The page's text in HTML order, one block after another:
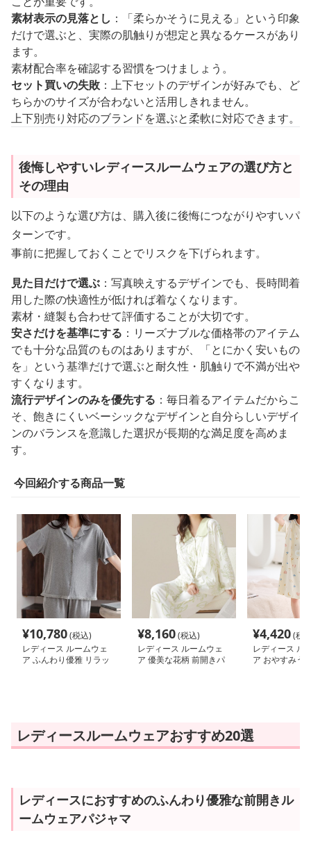
素材表示の見落とし ：「柔らかそうに見える」という印象
だけで選ぶと、実際の肌触りが想定と異なるケースがあり
ます。
素材配合率を確認する習慣をつけましょう。
セット買いの失敗 ：上下セットのデザインが好みでも、ど
ちらかのサイズが合わないと活用しきれません。
上下別売り対応のブランドを選ぶと柔軟に対応できます。
後悔しやすいレディースルームウェアの選び方と
その理由
以下のような選び方は、購入後に後悔につながりやすいパ
ターンです。
事前に把握しておくことでリスクを下げられます。
見た目だけで選ぶ ：写真映えするデザインでも、長時間着
用した際の快適性が低ければ着なくなります。
素材・縫製も合わせて評価することが大切です。
安さだけを基準にする ：リーズナブルな価格帯のアイテム
でも十分な品質のものはありますが、「とにかく安いもの
を」という基準だけで選ぶと耐久性・肌触りで不満が出や
すくなります。
流行デザインのみを優先する ：毎日着るアイテムだからこ
そ、飽きにくいベーシックなデザインと自分らしいデザイ
ンのバランスを意識した選択が長期的な満足度を高めま
す。
今回紹介する商品一覧
¥10,780(税込)
レディース ルームウェ
ア ふんわり優雅 リラッ
¥8,160(税込)
レディース ルームウェ
ア 優美な花柄 前開きパ
¥4,420(税
レディース ル
ア おやすみう
レディースルームウェアおすすめ20選
レディースにおすすめのふんわり優雅な前開きル
ームウェアパジャマ